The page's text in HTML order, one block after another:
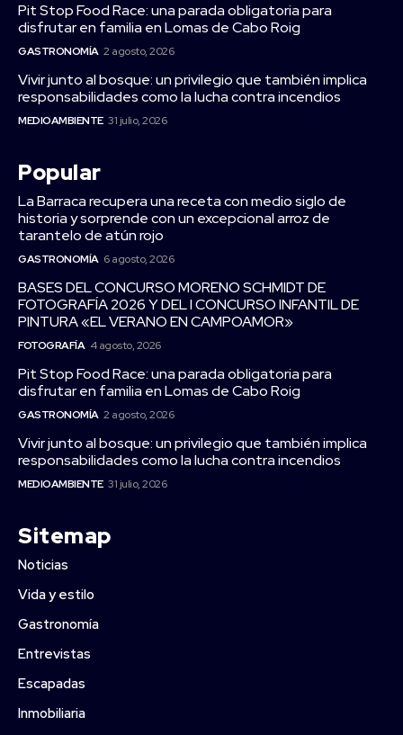
Pit Stop Food Race: una parada obligatoria para
disfrutar en familia en Lomas de Cabo Roig
GASTRONOMÍA 2 agosto, 2026
Vivir junto al bosque: un privilegio que también implica
responsabilidades como la lucha contra incendios
MEDIOAMBIENTE 31 julio, 2026
Popular
La Barraca recupera una receta con medio siglo de
historia y sorprende con un excepcional arroz de
tarantelo de atún rojo
GASTRONOMÍA 6 agosto, 2026
BASES DEL CONCURSO MORENO SCHMIDT DE
FOTOGRAFÍA 2026 Y DEL I CONCURSO INFANTIL DE
PINTURA «EL VERANO EN CAMPOAMOR»
FOTOGRAFÍA 4 agosto, 2026
Pit Stop Food Race: una parada obligatoria para
disfrutar en familia en Lomas de Cabo Roig
GASTRONOMÍA 2 agosto, 2026
Vivir junto al bosque: un privilegio que también implica
responsabilidades como la lucha contra incendios
MEDIOAMBIENTE 31 julio, 2026
Sitemap
Noticias
Vida y estilo
Gastronomía
Entrevistas
Escapadas
Inmobiliaria